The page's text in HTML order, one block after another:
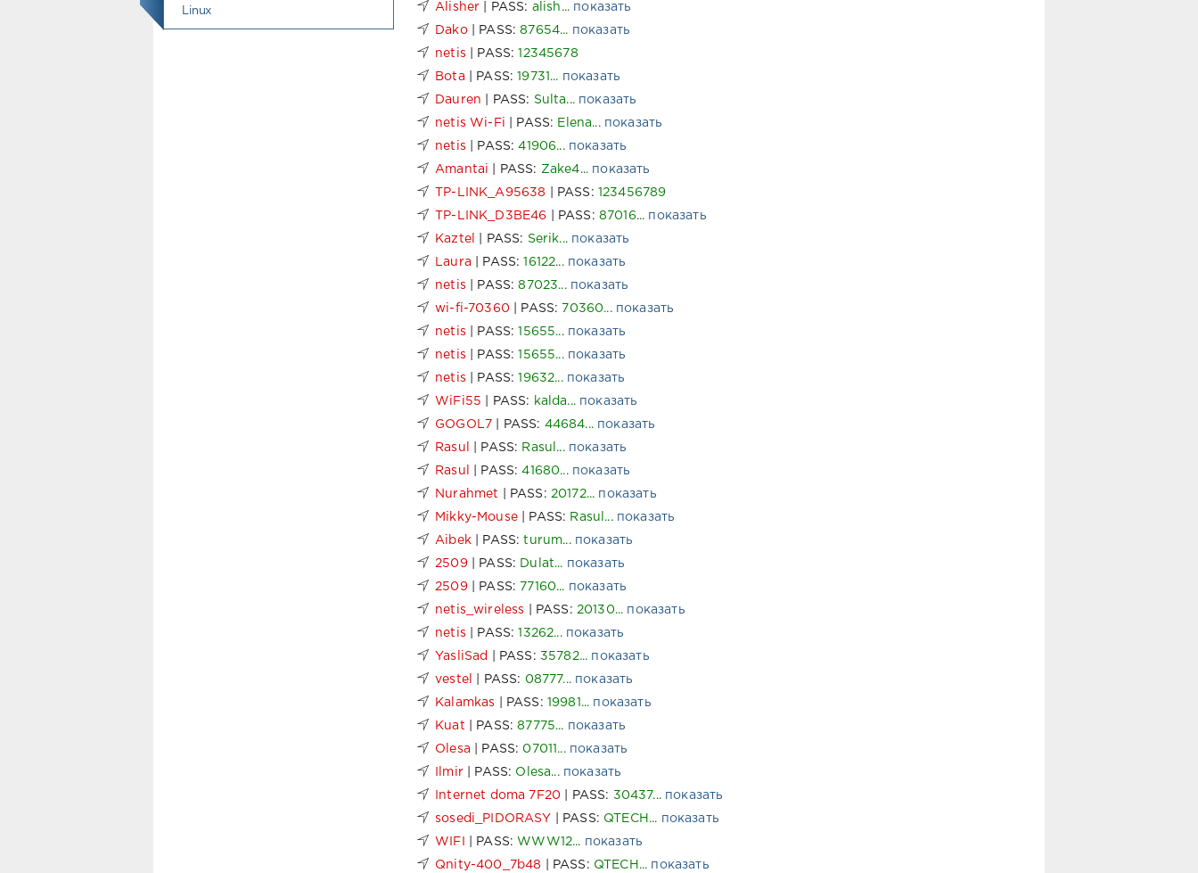
Linux Alisher | PASS: alish... показать
Dako| PASS:87654... показать
netis| PASS:12345678
Bota | PASS:19731... показать
Dauren | PASS: Sulta... показать
netis Wi-Fi | PASS: Elena... показать
netis| PASS:41906... показать
Amantai | PASS: Zake4... показать
TP-LINK_A95638 | PASS: 123456789
TP-LINK_D3BE46 | PASS: 87016... показать
Kaztel | PASS: Serik... показать
Laura | PASS:16122... показать
netis| PASS:87023... показать
wi-fi-70360 | PASS: 70360... показать
netis| PASS:15655... показать
netis| PASS:15655... показать
netis| PASS:19632... показать
WiFi55 | PASS: kalda... показать
GOGOL7 | PASS: 44684... показать
Rasul | PASS: Rasul... показать
Rasul | PASS:41680... показать
Nurahmet | PASS: 20172... показать
Mikky-Mouse| PASS: Rasul... показать
Aibek| PASS:turum... показать
2509| PASS: Dulat... показать
2509| PASS: 77160... показать
netis_wireless | PASS: 20130... показать
netis| PASS:13262... показать
YasliSad | PASS: 35782... показать
vestel | PASS: 08777... показать
Kalamkas | PASS: 19981... показать
Kuat | PASS:87775... показать
Olesa | PASS: 07011... показать
Ilmir| PASS: Olesa... показать
Internet doma 7F20 | PASS: 30437... показать
sosedi_PIDORASY | PASS: QTECH... показать
WIFI | PASS: WWW12... показать
Qnity-400_7b48 | PASS: QTECH... показать